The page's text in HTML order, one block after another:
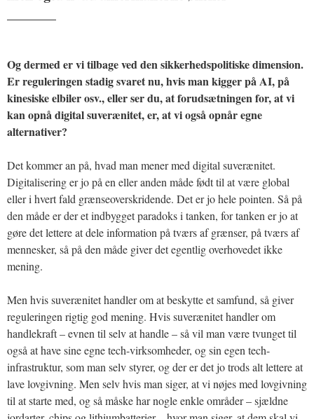
Og dermed er vi tilbage ved den sikkerhedspolitiske dimension.
Er reguleringen stadig svaret nu, hvis man kigger på AI, på
kinesiske elbiler osv., eller ser du, at forudsætningen for, at vi
kan opnå digital suverænitet, er, at vi også opnår egne
alternativer?
Det kommer an på, hvad man mener med digital suverænitet.
Digitalisering er jo på en eller anden måde født til at være global
eller i hvert fald grænseoverskridende. Det er jo hele pointen. Så på
den måde er der et indbygget paradoks i tanken, for tanken er jo at
gøre det lettere at dele information på tværs af grænser, på tværs af
mennesker, så på den måde giver det egentlig overhovedet ikke
mening.
Men hvis suverænitet handler om at beskytte et samfund, så giver
reguleringen rigtig god mening. Hvis suverænitet handler om
handlekraft – evnen til selv at handle – så vil man være tvunget til
også at have sine egne tech-virksomheder, og sin egen tech-
infrastruktur, som man selv styrer, og der er det jo trods alt lettere at
lave lovgivning. Men selv hvis man siger, at vi nøjes med lovgivning
til at starte med, og så måske har nogle enkle områder – sjældne